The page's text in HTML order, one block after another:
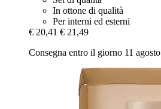
In ottone di qualità
Per interni ed esterni
€ 20,41 € 21,49
Consegna entro il giorno 11 agosto